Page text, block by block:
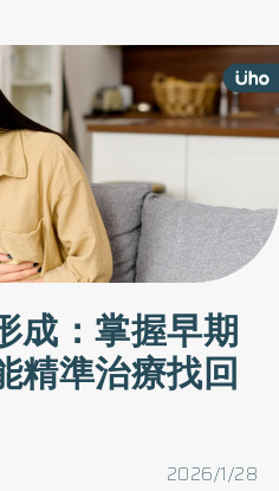
成：掌握早期
精準治療找回
2026/1/28